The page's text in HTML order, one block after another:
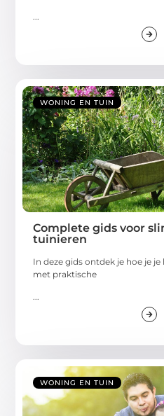
...
WONING EN TUIN
Complete gids voor
tuinieren
In deze gids ontdek je hoe je
met praktische
...
WONING EN TUIN